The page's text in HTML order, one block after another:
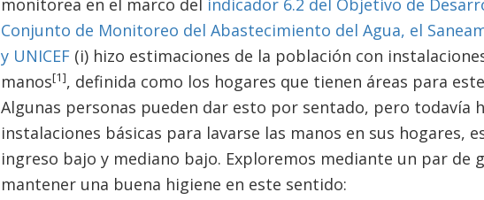
monitorea en el marco del indicador 6.2 del Objetivo de
Conjunto de Monitoreo del Abastecimiento del Agua, el
y UNICEF(i) hizo estimaciones de la población con
manos[1], definida como los hogares que tienen áreas para
Algunas personas pueden dar esto por sentado, pero todavía
instalaciones básicas para lavarse las manos en sus hogares,
ingreso bajo y mediano bajo. Exploremos mediante un par de
mantener una buena higiene en este sentido: